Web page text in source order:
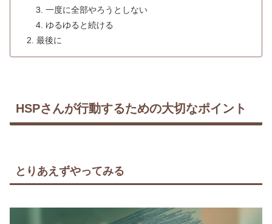
一度に全部やろうとしない
ゆるゆると続ける
最後に
HSPさんが行動するための大切なポイント
とりあえずやってみる